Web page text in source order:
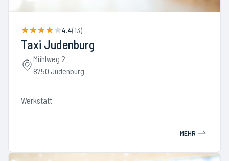
4.4(13)
Taxi Judenburg
Mühlweg 2
8750 Judenburg
Werkstatt
MEHR